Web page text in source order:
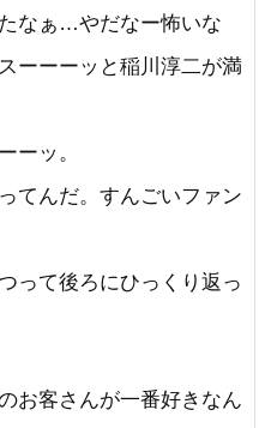
なぁ…やだなー怖いな
ーーーッと稲川淳二が満
ーッ。
てんだ。すんごいファン
って後ろにひっくり返っ
お客さんが一番好きなん